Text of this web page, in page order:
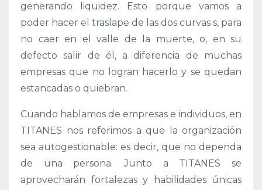
generando liquidez. Esto porque vamos a
poder hacer el traslape de las dos curvas s, para
no caer en el valle de la muerte, o, en su
defecto salir de él, a diferencia de muchas
empresas que no logran hacerlo y se quedan
estancadas o quiebran.
Cuando hablamos de empresas e individuos, en
TITANES nos referimos a que la organización
sea autogestionable: es decir, que no dependa
de una persona. Junto a TITANES se
aprovecharán fortalezas y habilidades únicas